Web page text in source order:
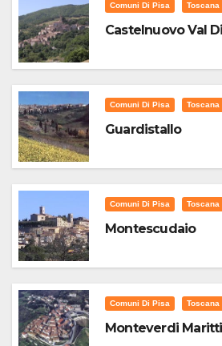
Comuni Di Pisa Toscana
Castelnuovo Val
Comuni Di Pisa Toscana
Guardistallo
Comuni Di Pisa Toscana
Montescudaio
Comuni Di Pisa Toscana
Monteverdi